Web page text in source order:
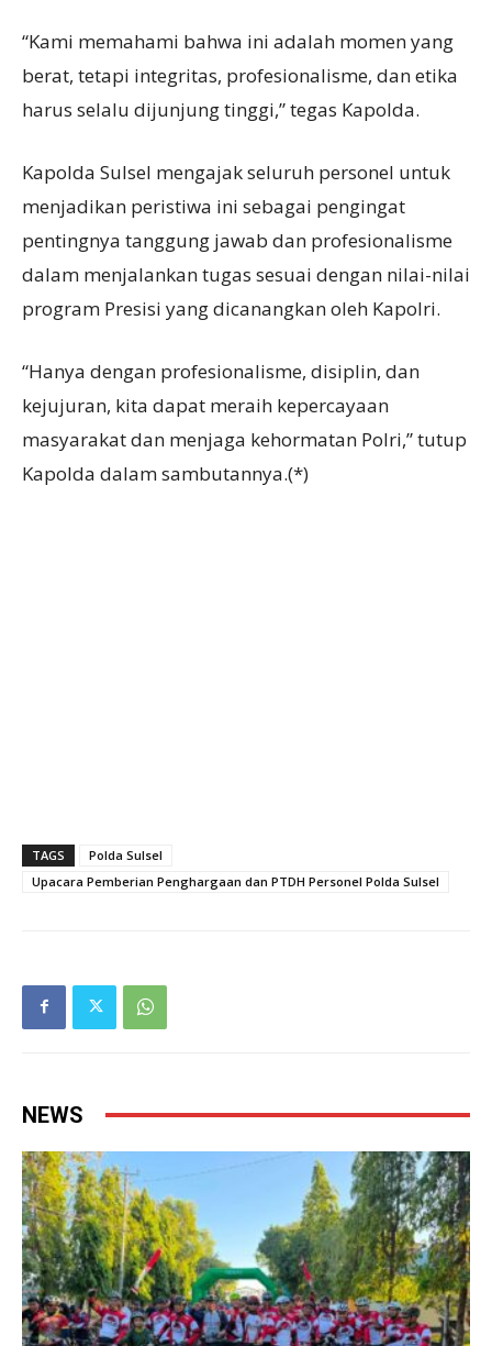
“Kami memahami bahwa ini adalah momen yang
berat, tetapi integritas, profesionalisme, dan etika
harus selalu dijunjung tinggi,” tegas Kapolda.
Kapolda Sulsel mengajak seluruh personel untuk
menjadikan peristiwa ini sebagai pengingat
pentingnya tanggung jawab dan profesionalisme
dalam menjalankan tugas sesuai dengan nilai-nilai
program Presisi yang dicanangkan oleh Kapolri.
“Hanya dengan profesionalisme, disiplin, dan
kejujuran, kita dapat meraih kepercayaan
masyarakat dan menjaga kehormatan Polri,” tutup
Kapolda dalam sambutannya.(*)
TAGS
Polda Sulsel
Upacara Pemberian Penghargaan dan PTDH Personel Polda Sulsel
NEWS